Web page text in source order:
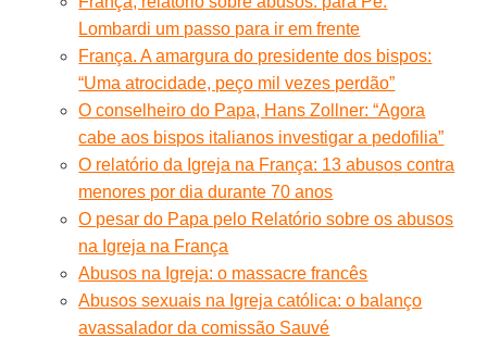
Lombardi um passo para ir em frente
França. A amargura do presidente dos bispos:
“Uma atrocidade, peço mil vezes perdão”
O conselheiro do Papa, Hans Zollner: “Agora
cabe aos bispos italianos investigar a pedofilia”
O relatório da Igreja na França: 13 abusos contra
menores por dia durante 70 anos
O pesar do Papa pelo Relatório sobre os abusos
na Igreja na França
Abusos na Igreja: o massacre francês
Abusos sexuais na Igreja católica: o balanço
avassalador da comissão Sauvé